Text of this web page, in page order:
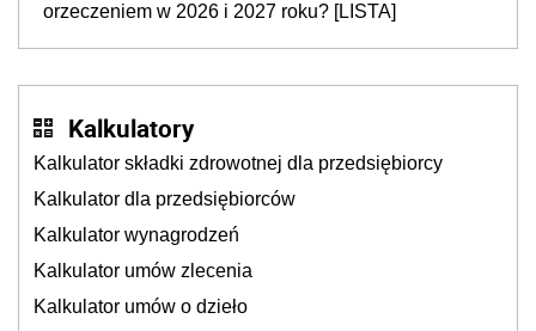
orzeczeniem w 2026 i 2027 roku? [LISTA]
Kalkulatory
Kalkulator składki zdrowotnej dla przedsiębiorcy
Kalkulator dla przedsiębiorców
Kalkulator wynagrodzeń
Kalkulator umów zlecenia
Kalkulator umów o dzieło